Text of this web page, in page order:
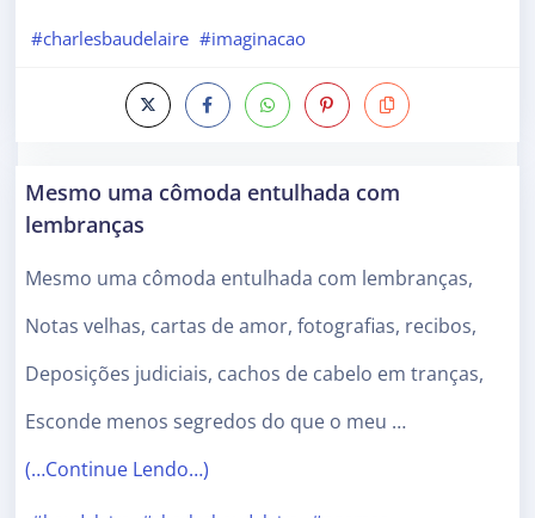
#charlesbaudelaire #imaginacao
Mesmo uma cômoda entulhada com
lembranças
Mesmo uma cômoda entulhada com lembranças,
Notas velhas, cartas de amor, fotografias, recibos,
Deposições judiciais, cachos de cabelo em tranças,
Esconde menos segredos do que o meu …
(…Continue Lendo…)